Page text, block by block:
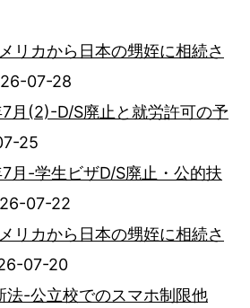
リカから日本の甥姪に相続さ
07-28
月(2)-D/S廃止と就労許可の予
25
月-学生ビザD/S廃止・公的扶
07-22
リカから日本の甥姪に相続さ
07-20
法-公立校でのスマホ制限他